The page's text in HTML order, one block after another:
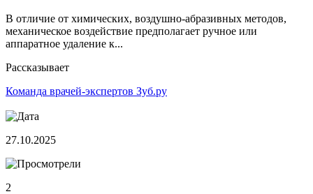
В отличие от химических, воздушно-абразивных методов,
механическое воздействие предполагает ручное или
аппаратное удаление к...
Рассказывает
Команда врачей-экспертов Зуб.ру
27.10.2025
2